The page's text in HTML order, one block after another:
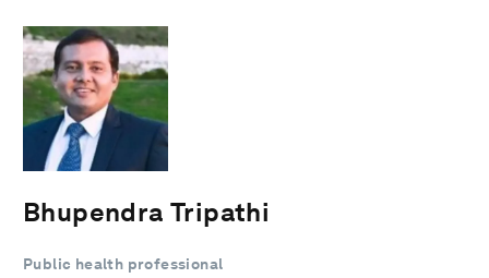
Bhupendra Tripathi
Public health professional